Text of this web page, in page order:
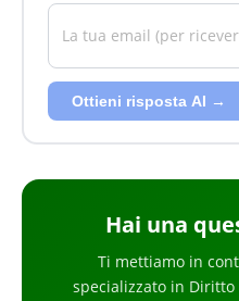
Ottieni risposta AI →
Hai una
Ti mettiamo in
specializzato in Diritto